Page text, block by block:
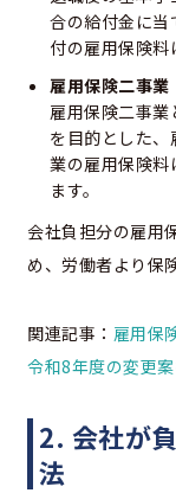
合の給付金に当
付の雇用保険料
雇用保険二事業
雇用保険二事
を目的とした
業の雇用保険料
ます。
会社負担分の雇用
め、労働者より保
関連記事： 雇用保
令和8年度の変更案
2. 会社が
法